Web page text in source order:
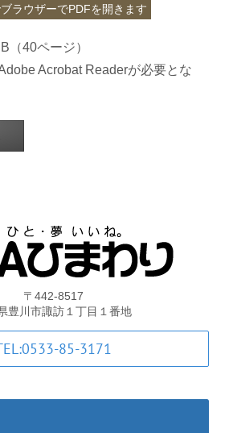
ラウザーでPDFを開きます
（40ページ）
Acrobat Readerが必要とな
〒442-8517
豊川市諏訪１丁目１番地
85-3171